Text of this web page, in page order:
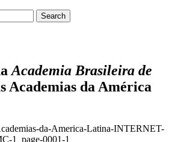
Search
Academia Brasileira de
Academias da América